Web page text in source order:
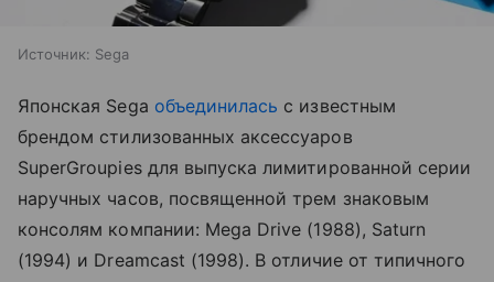
Источник: Sega
Японская Sega объединилась с известным
брендом стилизованных аксессуаров
SuperGroupies для выпуска лимитированной серии
наручных часов, посвященной трем знаковым
консолям компании: Mega Drive (1988), Saturn
(1994) и Dreamcast (1998). В отличие от типичного